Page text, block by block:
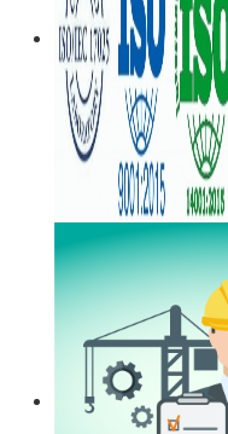
Μελέτη
περισσότερα είδη
εγκατασταθούν ή
χρειάζονται
εκδίδεται μετά από
περιβαλλοντικών